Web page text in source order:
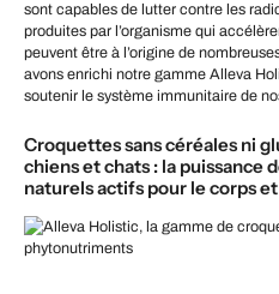
sont capables de lutter contre les
produites par l’organisme qui
peuvent être à l’origine de
avons enrichi notre gamme Alleva
soutenir le système immunitaire de
Croquettes sans céréales ni
chiens et chats : la puissance
naturels actifs pour le corps et